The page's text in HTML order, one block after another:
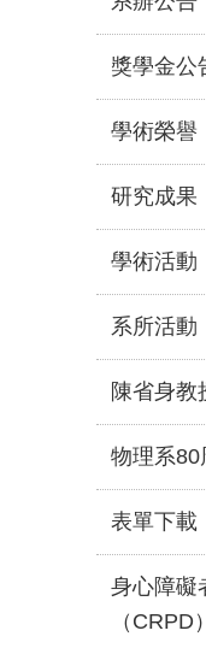
獎學金公
學術榮譽
研究成果
學術活動
系所活動
陳省身教
物理系80
表單下載
身心障礙
（CRPD）